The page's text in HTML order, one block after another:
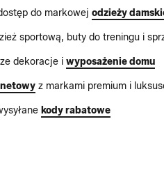
do markowej odzieży
sportową, buty do treningu i
dekoracje i wyposażenie domu
z markami premium i
kody rabatowe